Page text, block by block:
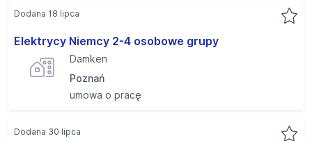
Elektrycy Niemcy 2-4 osobowe grupy
Damken
Poznań
umowa o pracę
Dodana 18 lipca
Dodana 30 lipca